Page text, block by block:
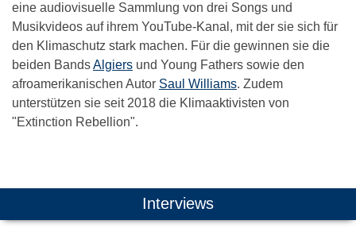
eine audiovisuelle Sammlung von drei Songs und
Musikvideos auf ihrem YouTube-Kanal, mit der sie sich für
den Klimaschutz stark machen. Für die gewinnen sie die
beiden BandsAlgiers und Young Fathers sowie den
afroamerikanischen Autor Saul Williams. Zudem
unterstützen sie seit 2018 die Klimaaktivisten von
"Extinction Rebellion".
Das könnte Dich auch interessieren:
Interviews